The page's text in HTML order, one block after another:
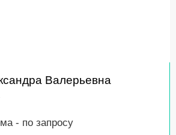
Валерьевна
- по запросу